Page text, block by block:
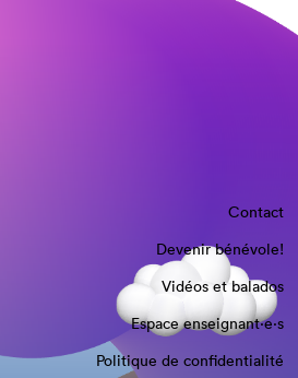
Contact
Devenir bénévole!
Vidéos et balados
Espace enseignant·e⋅s
Politique de confidentialité